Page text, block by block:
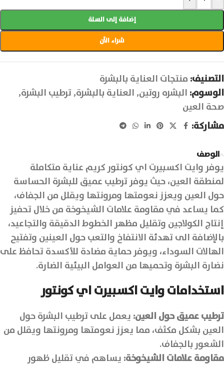
إضافة إلى السلة
شراء الآن
التصنيف: منتجات العناية بالبشرة
الوسوم: البشره روتين, العناية بالبشرة,ترطيب البشرة,
صحة العين
مشاركة:
الوصف
يوفر وايت اكسبيرت اي كونتور کریم عناية متكاملة
لمنطقة العين، حيث يوفر ترطيب عميق للبشرة الحساسة
حول العين ويعزز نعومتها ومرونتها ويقلل من الجفاف،
كما يساعد في مقاومة علامات الشيخوخة من خلال تحفيز
إنتاج الكولاجين وتقليل مظهر الخطوط الدقيقة والتجاعيد،
بالإضافة الى تهدئة الانتفاخ والتعب حول العينين وتفتيح
الهالات السوداء، ويوفر حماية مضادة للأكسدة تحافظ على
نضارة البشرة وتحميها من العوامل البيئية الضارة.
استخدامات وايت اكسبيرت اي كونتور
ترطيب عميق حول العين: يعمل على ترطيب البشرة حول
العين بشكل مكثف، مما يعزز نعومتها ومرونتها ويقلل من
الشعور بالجفاف.
مقاومة علامات الشيخوخة: يساهم في تقليل ظهور